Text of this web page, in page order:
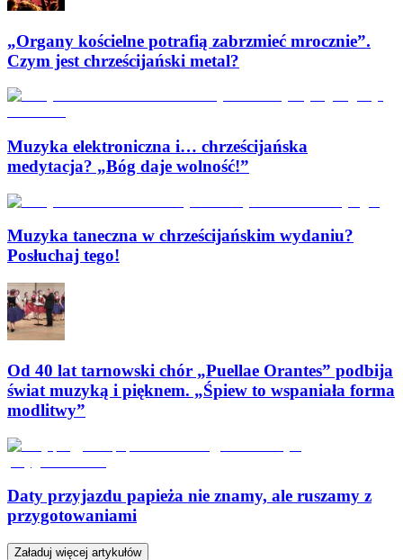
„Organy kościelne potrafią zabrzmieć mrocznie”.
Czym jest chrześcijański metal?
Muzyka elektroniczna i… chrześcijańska
medytacja? „Bóg daje wolność!”
Muzyka taneczna w chrześcijańskim wydaniu?
Posłuchaj tego!
Od 40 lat tarnowski chór „Puellae Orantes” podbija
świat muzyką i pięknem. „Śpiew to wspaniała forma
modlitwy”
Daty przyjazdu papieża nie znamy, ale ruszamy z
przygotowaniami
Załaduj więcej artykułów